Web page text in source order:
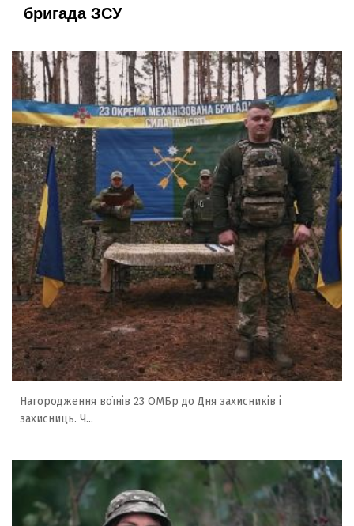
бригада ЗСУ
Нагородження воїнів 23 ОМБр до Дня захисників і
захисниць. Ч...